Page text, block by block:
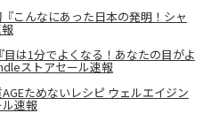
こんなにあった日本の発明！シャ
は1分でよくなる！あなたの目がよ
ストアセール速報
ためないレシピ ウェルエイジン
速報